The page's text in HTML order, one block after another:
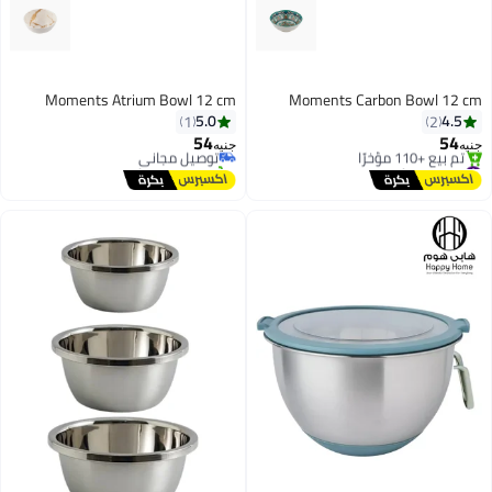
Moments Carbon Bowl 12
4.5
2
54
#21 في الأوعية
توصيل مجاني
تم بيع +110 مؤخرًا
#21 في الأوعية
Moments Atrium Bowl 12 cm
5.0
1
جنيه54
توصيل مجاني
تم بيع +60 مؤخرًا
توصيل مجاني